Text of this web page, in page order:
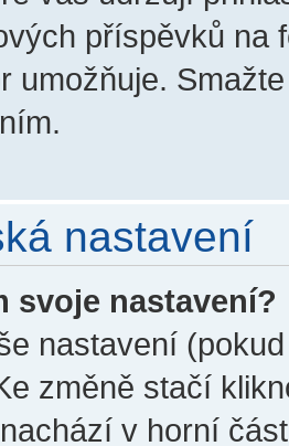
příspěvků na
umožňuje.
nastavení
svoje nastavení?
nastavení
změně stačí
v horní